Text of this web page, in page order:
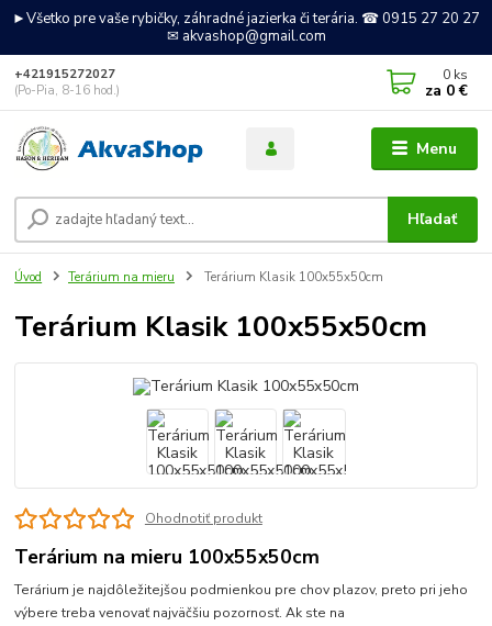
►Všetko pre vaše rybičky, záhradné jazierka či terária. ☎ 0915 27 20 27
✉ akvashop@gmail.com
Menu
Hľadať
+421915272027
(Po-Pia, 8-16 hod.)
0 ks
za 0 €
Úvod Terárium na mieru Terárium Klasik 100x55x50cm
Terárium Klasik 100x55x50cm
Ohodnotiť produkt
Terárium na mieru 100x55x50cm
Terárium je najdôležitejšou podmienkou pre chov plazov, preto pri jeho
výbere treba venovať najväčšiu pozornosť. Ak ste na